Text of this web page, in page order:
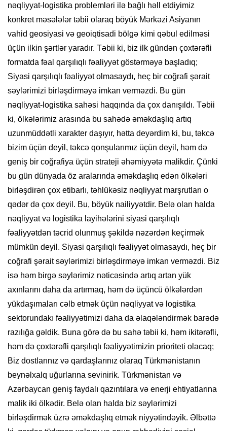
nəqliyyat-logistika problemləri ilə bağlı həll etdiyimiz
konkret məsələlər təbii olaraq böyük Mərkəzi Asiyanın
vahid geosiyasi və geoiqtisadi bölgə kimi qəbul edilməsi
üçün ilkin şərtlər yaradır. Təbii ki, biz ilk gündən çoxtərəfli
formatda fəal qarşılıqlı fəaliyyət göstərməyə başladıq;
Siyasi qarşılıqlı fəaliyyət olmasaydı, heç bir coğrafi şərait
səylərimizi birləşdirməyə imkan verməzdi. Bu gün
nəqliyyat-logistika sahəsi haqqında da çox danışıldı. Təbii
ki, ölkələrimiz arasında bu sahədə əməkdaşlıq artıq
uzunmüddətli xarakter daşıyır, hətta deyərdim ki, bu, təkcə
bizim üçün deyil, təkcə qonşularımız üçün deyil, həm də
geniş bir coğrafiya üçün strateji əhəmiyyətə malikdir. Çünki
bu gün dünyada öz aralarında əməkdaşlıq edən ölkələri
birləşdirən çox etibarlı, təhlükəsiz nəqliyyat marşrutları o
qədər də çox deyil. Bu, böyük nailiyyətdir. Belə olan halda
nəqliyyat və logistika layihələrini siyasi qarşılıqlı
fəaliyyətdən təcrid olunmuş şəkildə nəzərdən keçirmək
mümkün deyil. Siyasi qarşılıqlı fəaliyyət olmasaydı, heç bir
coğrafi şərait səylərimizi birləşdirməyə imkan verməzdi. Biz
isə həm birgə səylərimiz nəticəsində artıq artan yük
axınlarını daha da artırmaq, həm də üçüncü ölkələrdən
yükdaşımaları cəlb etmək üçün nəqliyyat və logistika
sektorundakı fəaliyyətimizi daha da əlaqələndirmək barədə
razılığa gəldik. Buna görə də bu sahə təbii ki, həm ikitərəfli,
həm də çoxtərəfli qarşılıqlı fəaliyyətimizin prioriteti olacaq;
Biz dostlarınız və qardaşlarınız olaraq Türkmənistanın
beynəlxalq uğurlarına sevinirik. Türkmənistan və
Azərbaycan geniş faydalı qazıntılara və enerji ehtiyatlarına
malik iki ölkədir. Belə olan halda biz səylərimizi
birləşdirmək üzrə əməkdaşlıq etmək niyyətindəyik. Əlbəttə